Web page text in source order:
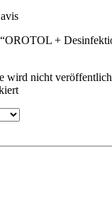
+
wird nicht